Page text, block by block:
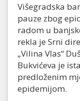
Višegradska
pauze zbog
radom u
rekla je Srni
„Vilina Vlas“
Bukvićeva je
predloženim
epidemijom.